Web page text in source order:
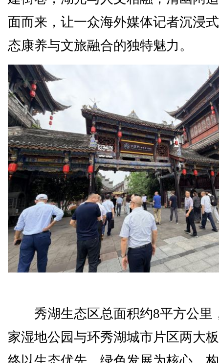
面而来，让一众海外媒体记者沉浸
态康养与文旅融合的独特魅力。
秀湖生态区总面积约8平方公里
家湿地公园与环秀湖城市片区两大